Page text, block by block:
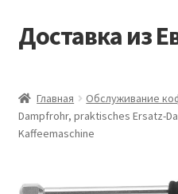
Перейти
к
Перейти
к
Доставка из
Доставка из Европы
Главная Обслуживание
Dampfrohr, praktisches Ersatz-
Kaffeemaschine